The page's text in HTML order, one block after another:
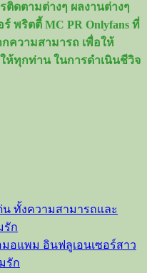
ติดตามต่างๆ ผลงานต่างๆ
พริตตี้ MC PR Onlyfans ที่
กความสามารถ เพื่อให้
ห้ทุกท่าน ในการดำเนินชีวิจ
น ทั้งความสามารถและ
รัก
มอแพม อินฟลูเอนเซอร์สาว
รัก